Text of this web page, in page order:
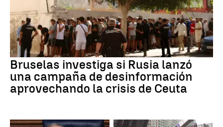
Bruselas investiga si Rusia lanzó
una campaña de desinformación
aprovechando la crisis de Ceuta